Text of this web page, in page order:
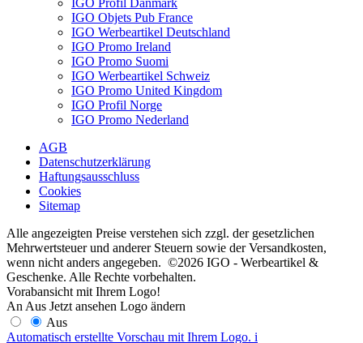
IGO Objets Pub France
IGO Werbeartikel Deutschland
IGO Promo Ireland
IGO Promo Suomi
IGO Werbeartikel Schweiz
IGO Promo United Kingdom
IGO Profil Norge
IGO Promo Nederland
AGB
Datenschutzerklärung
Haftungsausschluss
Cookies
Sitemap
Alle angezeigten Preise verstehen sich zzgl. der gesetzlichen
Mehrwertsteuer und anderer Steuern sowie der Versandkosten,
wenn nicht anders angegeben. ©2026 IGO - Werbeartikel &
Geschenke. Alle Rechte vorbehalten.
Vorabansicht mit Ihrem Logo!
An Aus Jetzt ansehen Logo ändern
Aus
Automatisch erstellte Vorschau mit Ihrem Logo. i